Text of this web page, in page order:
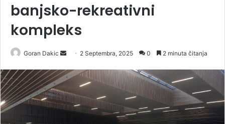
banjsko-rekreativni
kompleks
Goran Dakic
n
d
a
2 Septembra, 2025 0 2 minuta čitanja